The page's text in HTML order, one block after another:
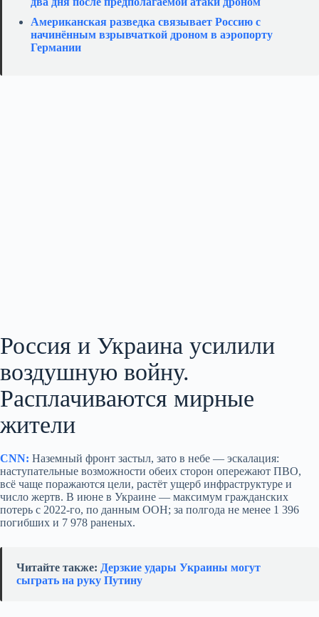
Американская разведка связывает Россию с
начинённым взрывчаткой дроном в аэропорту
Германии
Россия и Украина усилили
воздушную войну.
Расплачиваются мирные
жители
CNN: Наземный фронт застыл, зато в небе — эскалация:
наступательные возможности обеих сторон опережают ПВО,
всё чаще поражаются цели, растёт ущерб инфраструктуре и
число жертв. В июне в Украине — максимум гражданских
потерь с 2022‑го, по данным ООН; за полгода не менее 1 396
погибших и 7 978 раненых.
Читайте также: Дерзкие удары Украины могут
сыграть на руку Путину